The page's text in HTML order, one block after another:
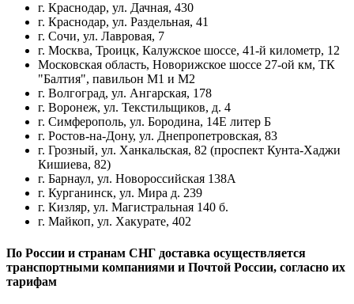
г. Краснодар, ул. Дачная, 430
г. Краснодар, ул. Раздельная, 41
г. Сочи, ул. Лавровая, 7
г. Москва, Троицк, Калужское шоссе, 41-й километр, 12
Московская область, Новорижское шоссе 27-ой км, ТК
"Балтия", павильон М1 и М2
г. Волгоград, ул. Ангарская, 178
г. Воронеж, ул. Текстильщиков, д. 4
г. Симферополь, ул. Бородина, 14Е литер Б
г. Ростов-на-Дону, ул. Днепропетровская, 83
г. Грозный, ул. Ханкальская, 82 (проспект Кунта-Хаджи
Кишиева, 82)
г. Барнаул, ул. Новороссийская 138А
г. Курганинск, ул. Мира д. 239
г. Кизляр, ул. Магистральная 140 б.
г. Майкоп, ул. Хакурате, 402
По России и странам СНГ доставка осуществляется
транспортными компаниями и Почтой России, согласно их
тарифам